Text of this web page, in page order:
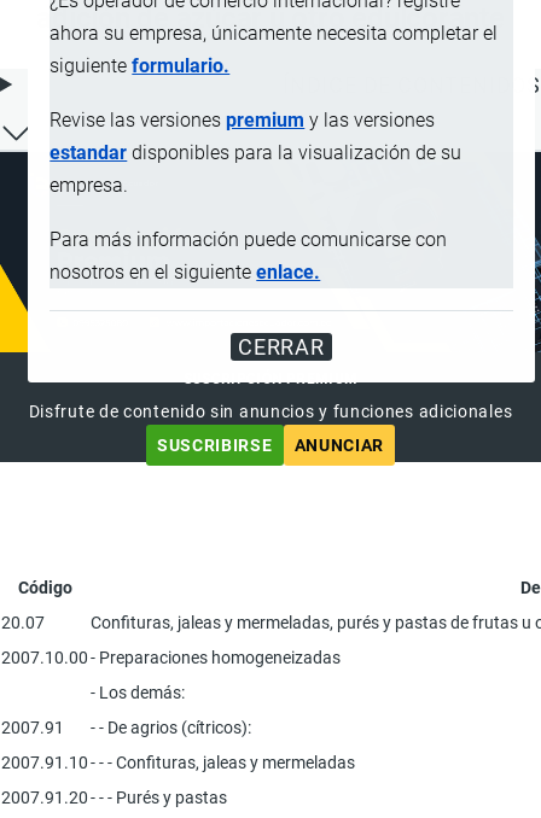
ahora su empresa, únicamente necesita completar el
siguienteformulario.
Revise las versionespremium y las versiones
estandar disponibles para la visualización de su
empresa.
Para más información puede comunicarse con
nosotros en el siguienteenlace.
CERRAR
adición de azúcar u otro edulcorante
ÍNDICE DE CONTENIDOS
SUSCRIPCIÓN PREMIUM
Disfrute de contenido sin anuncios y funciones adicionales
SUSCRIBIRSE
ANUNCIAR
Código
20.07
Confituras, jaleas y mermeladas, purés y pastas de frutas
2007.10.00- Preparaciones homogeneizadas
- Los demás:
2007.91
- - De agrios (cítricos):
2007.91.10- - - Confituras, jaleas y mermeladas
2007.91.20- - - Purés y pastas